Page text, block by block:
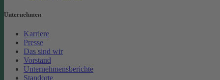
Unternehmen
Karriere
Presse
Das sind wir
Vorstand
Unternehmensberichte
Standorte